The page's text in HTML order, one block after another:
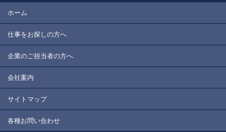
ホーム
仕事をお探しの方へ
企業のご担当者の方へ
会社案内
サイトマップ
各種お問い合わせ